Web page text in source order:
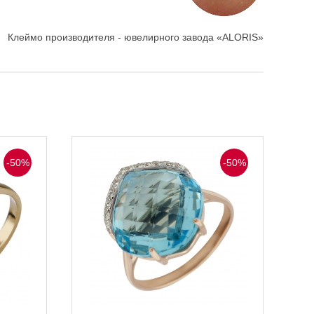
Клеймо производителя - ювелирного завода «ALORIS»
-50% -50%